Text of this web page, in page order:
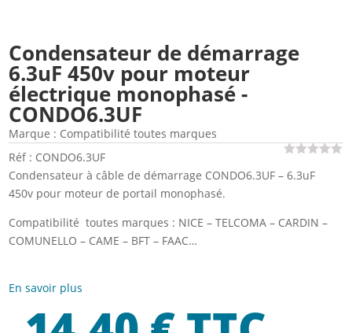
Condensateur de démarrage
6.3uF 450v pour moteur
électrique monophasé -
CONDO6.3UF
Marque : Compatibilité toutes marques
Réf : CONDO6.3UF
Condensateur à câble de démarrage CONDO6.3UF – 6.3uF
450v pour moteur de portail monophasé.
Compatibilité toutes marques : NICE – TELCOMA – CARDIN –
COMUNELLO – CAME – BFT – FAAC…
En savoir plus